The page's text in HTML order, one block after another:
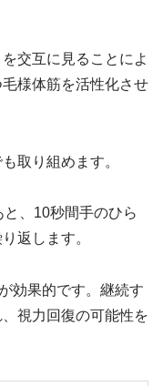
交互に見ることによ
様体筋を活性化させ
取り組めます。
、10秒間手のひら
返します。
効果的です。継続す
視力回復の可能性を